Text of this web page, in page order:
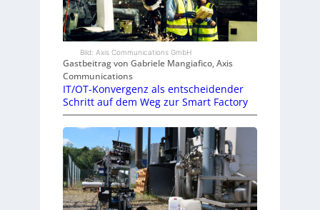
Bild: Axis Communications GmbH
Gastbeitrag von Gabriele Mangiafico, Axis
Communications
IT/OT-Konvergenz als entscheidender
Schritt auf dem Weg zur Smart Factory